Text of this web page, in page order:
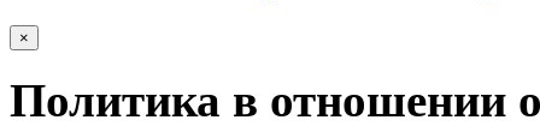
×
Политика в отношении